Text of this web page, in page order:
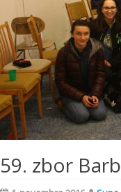
59. zbor